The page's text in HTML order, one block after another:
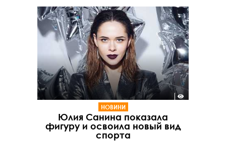
НОВИНИ
Юлия Санина показала
фигуру и освоила новый вид
спорта